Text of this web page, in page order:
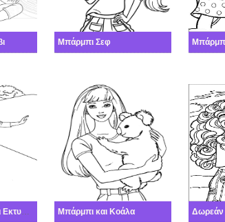
Μπάρμπι Σεφ
Δροσερός Μπάρμπι Εκτυπώσιμη Μπάρμπι και Κοάλα Δωρεάν